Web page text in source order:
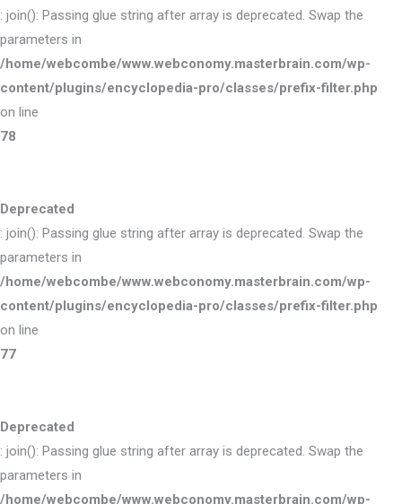
: join(): Passing glue string after array is deprecated. Swap the
parameters in
/home/webcombe/www.webconomy.masterbrain.com/wp-
content/plugins/encyclopedia-pro/classes/prefix-filter.php
on line
78
Deprecated
: join(): Passing glue string after array is deprecated. Swap the
parameters in
/home/webcombe/www.webconomy.masterbrain.com/wp-
content/plugins/encyclopedia-pro/classes/prefix-filter.php
on line
77
Deprecated
: join(): Passing glue string after array is deprecated. Swap the
parameters in
/home/webcombe/www.webconomy.masterbrain.com/wp-